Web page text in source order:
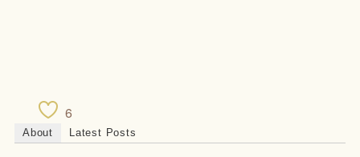
6
About Latest Posts